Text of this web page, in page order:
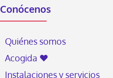
Conócenos
Quiénes somos
Acogida ♥
Instalaciones y servicios